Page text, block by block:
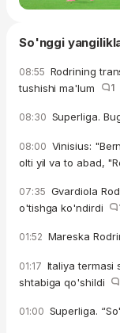
So'nggi
08:55 Rodrining
tushishi ma'lum
1
08:30 Superliga.
08:00 Vinisius:
olti yil va to abad,
07:35 Gvardiola
o'tishga ko'ndirdi
01:52 Mareska
01:17 Italiya termasi
shtabiga qo'shildi
01:00 Superliga.